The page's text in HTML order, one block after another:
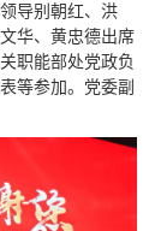
导别朝红、洪
华、黄忠德出席
职能部处党政负
等参加。党委副